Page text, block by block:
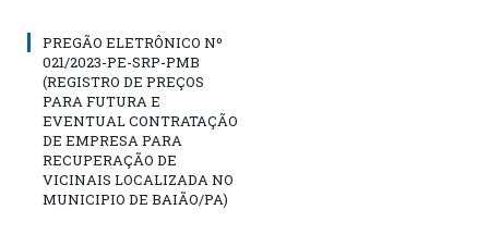
PREGÃO ELETRÔNICO Nº
021/2023-PE-SRP-PMB
(REGISTRO DE PREÇOS
PARA FUTURA E
EVENTUAL CONTRATAÇÃO
DE EMPRESA PARA
RECUPERAÇÃO DE
VICINAIS LOCALIZADA NO
MUNICIPIO DE BAIÃO/PA)